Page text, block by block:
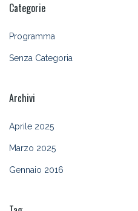
Categorie
Programma
Senza Categoria
Archivi
Aprile 2025
Marzo 2025
Gennaio 2016